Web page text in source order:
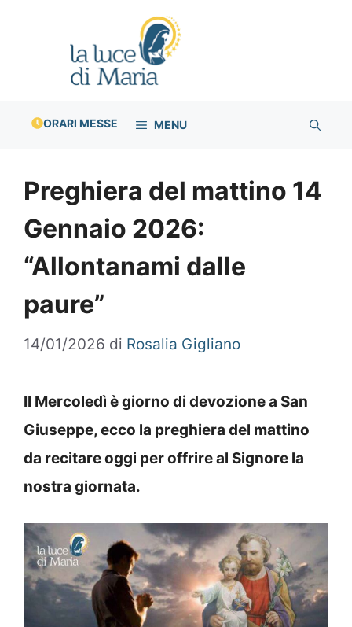
ORARI MESSE MENU
Preghiera del mattino 14
Gennaio 2026:
“Allontanami dalle
paure”
14/01/2026 di Rosalia Gigliano
Il Mercoledì è giorno di devozione a San
Giuseppe, ecco la preghiera del mattino
da recitare oggi per offrire al Signore la
nostra giornata.